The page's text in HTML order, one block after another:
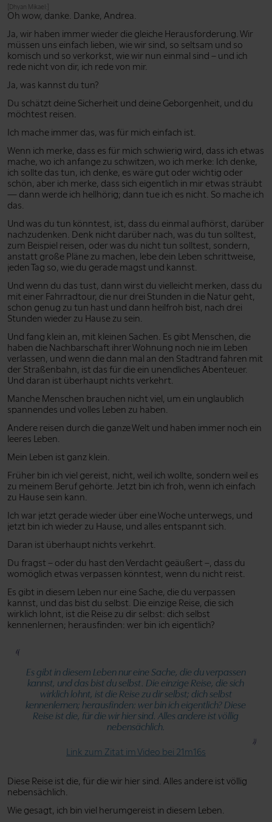
[Dhyan Mikael:]
Oh wow, danke. Danke, Andrea.
Ja, wir haben immer wieder die gleiche Herausforderung. Wir
müssen uns einfach lieben, wie wir sind, so seltsam und so
komisch und so verkorkst, wie wir nun einmal sind – und ich
rede nicht von dir, ich rede von mir.
Ja, was kannst du tun?
Du schätzt deine Sicherheit und deine Geborgenheit, und du
möchtest reisen.
Ich mache immer das, was für mich einfach ist.
Wenn ich merke, dass es für mich schwierig wird, dass ich etwas
mache, wo ich anfange zu schwitzen, wo ich merke: Ich denke,
ich sollte das tun, ich denke, es wäre gut oder wichtig oder
schön, aber ich merke, dass sich eigentlich in mir etwas sträubt
— dann werde ich hellhörig; dann tue ich es nicht. So mache ich
das.
Und was du tun könntest, ist, dass du einmal aufhörst, darüber
nachzudenken. Denk nicht darüber nach, was du tun solltest,
zum Beispiel reisen, oder was du nicht tun solltest, sondern,
anstatt große Pläne zu machen, lebe dein Leben schrittweise,
jeden Tag so, wie du gerade magst und kannst.
Und wenn du das tust, dann wirst du vielleicht merken, dass du
mit einer Fahrradtour, die nur drei Stunden in die Natur geht,
schon genug zu tun hast und dann heilfroh bist, nach drei
Stunden wieder zu Hause zu sein.
Und fang klein an, mit kleinen Sachen. Es gibt Menschen, die
haben die Nachbarschaft ihrer Wohnung noch nie im Leben
verlassen, und wenn die dann mal an den Stadtrand fahren mit
der Straßenbahn, ist das für die ein unendliches Abenteuer.
Und daran ist überhaupt nichts verkehrt.
Manche Menschen brauchen nicht viel, um ein unglaublich
spannendes und volles Leben zu haben.
Andere reisen durch die ganze Welt und haben immer noch ein
leeres Leben.
Mein Leben ist ganz klein.
Früher bin ich viel gereist, nicht, weil ich wollte, sondern weil es
zu meinem Beruf gehörte. Jetzt bin ich froh, wenn ich einfach
zu Hause sein kann.
Ich war jetzt gerade wieder über eine Woche unterwegs, und
jetzt bin ich wieder zu Hause, und alles entspannt sich.
Daran ist überhaupt nichts verkehrt.
Du fragst – oder du hast den Verdacht geäußert –, dass du
womöglich etwas verpassen könntest, wenn du nicht reist.
Es gibt in diesem Leben nur eine Sache, die du verpassen
kannst, und das bist du selbst. Die einzige Reise, die sich
wirklich lohnt, ist die Reise zu dir selbst: dich selbst
kennenlernen; herausfinden: wer bin ich eigentlich?
Es gibt in diesem Leben nur eine Sache, die du verpassen
kannst, und das bist du selbst. Die einzige Reise, die sich
wirklich lohnt, ist die Reise zu dir selbst; dich selbst
kennenlernen; herausfinden: wer bin ich eigentlich? Diese
Reise ist die, für die wir hier sind. Alles andere ist völlig
nebensächlich.
Link zum Zitat im Video bei 21m16s
Diese Reise ist die, für die wir hier sind. Alles andere ist völlig
nebensächlich.
Wie gesagt, ich bin viel herumgereist in diesem Leben.